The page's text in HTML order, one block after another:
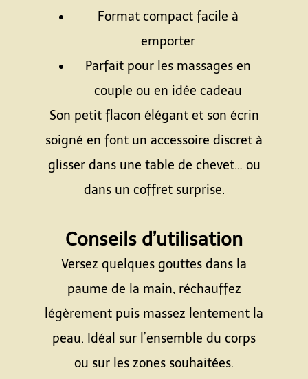
Format compact facile à
emporter
Parfait pour les massages en
couple ou en idée cadeau
Son petit flacon élégant et son écrin
soigné en font un accessoire discret à
glisser dans une table de chevet… ou
dans un coffret surprise.
Conseils d’utilisation
Versez quelques gouttes dans la
paume de la main, réchauffez
légèrement puis massez lentement la
peau. Idéal sur l’ensemble du corps
ou sur les zones souhaitées.